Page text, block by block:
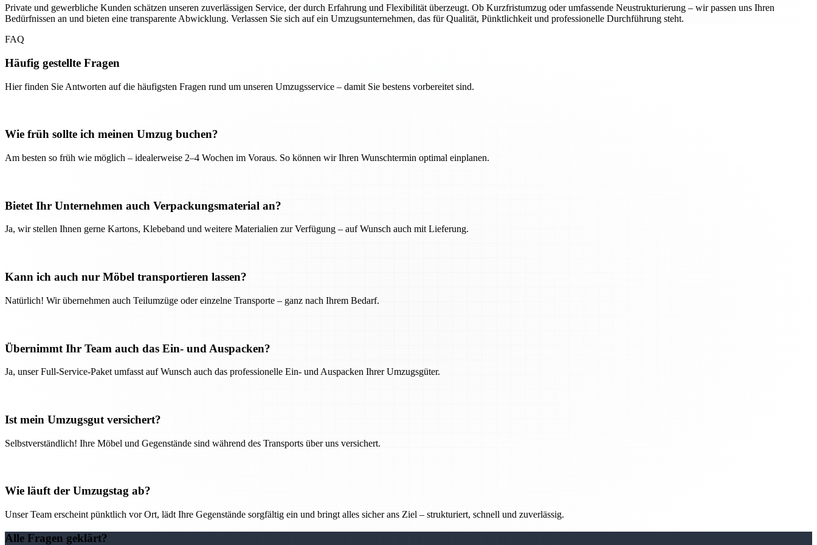
Private und gewerbliche Kunden schätzen unseren zuverlässigen Service, der durch Erfahrung und Flexibilität überzeugt. Ob Kurzfristumzug oder umfassende Neustrukturierung – wir passen uns Ihren
Bedürfnissen an und bieten eine transparente Abwicklung. Verlassen Sie sich auf ein Umzugsunternehmen, das für Qualität, Pünktlichkeit und professionelle Durchführung steht.
FAQ
Häufig gestellte Fragen
Hier finden Sie Antworten auf die häufigsten Fragen rund um unseren Umzugsservice – damit Sie bestens vorbereitet sind.
Wie früh sollte ich meinen Umzug buchen?
Am besten so früh wie möglich – idealerweise 2–4 Wochen im Voraus. So können wir Ihren Wunschtermin optimal einplanen.
Bietet Ihr Unternehmen auch Verpackungsmaterial an?
Ja, wir stellen Ihnen gerne Kartons, Klebeband und weitere Materialien zur Verfügung – auf Wunsch auch mit Lieferung.
Kann ich auch nur Möbel transportieren lassen?
Natürlich! Wir übernehmen auch Teilumzüge oder einzelne Transporte – ganz nach Ihrem Bedarf.
Übernimmt Ihr Team auch das Ein- und Auspacken?
Ja, unser Full-Service-Paket umfasst auf Wunsch auch das professionelle Ein- und Auspacken Ihrer Umzugsgüter.
Ist mein Umzugsgut versichert?
Selbstverständlich! Ihre Möbel und Gegenstände sind während des Transports über uns versichert.
Wie läuft der Umzugstag ab?
Unser Team erscheint pünktlich vor Ort, lädt Ihre Gegenstände sorgfältig ein und bringt alles sicher ans Ziel – strukturiert, schnell und zuverlässig.
Alle Fragen geklärt?